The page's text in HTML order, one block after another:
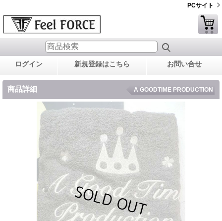
PCサイト
ログイン 新規登録はこちら お問い合せ
商品詳細 A GOODTIME PRODUCTION